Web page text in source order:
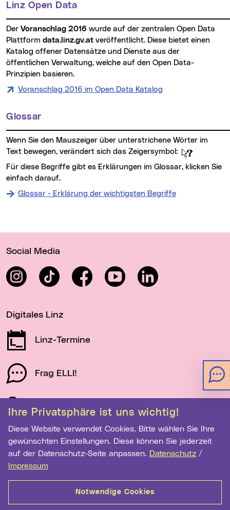
Ihre Privatsphäre ist uns wichtig!
Diese Website verwendet Cookies. Bitte wählen Sie Ihre
gewünschten Einstellungen. Diese können Sie jederzeit
auf der Datenschutz-Seite anpassen. Datenschutz /
Impressum
Notwendige Cookies
Linz Open Data
Der Voranschlag 2016 wurde auf der zentralen Open Data
Plattform data.linz.gv.at veröffentlicht. Diese bietet einen
Katalog offener Datensätze und Dienste aus der
öffentlichen Verwaltung, welche auf den Open Data-
Prinzipien basieren.
Voranschlag 2016 im Open Data Katalog
Glossar
Wenn Sie den Mauszeiger über unterstrichene Wörter im
Text bewegen, verändert sich das Zeigersymbol:
Für diese Begriffe gibt es Erklärungen im Glossar, klicken Sie
einfach darauf.
Glossar - Erklärung der wichtigsten Begriffe
Social Media
InstagramTikTok FacebookYouTube LinkedIn
Digitales Linz
Linz-Termine
Frag ELLI!
Schau auf Linz
Newsletter-Anmeldung
E-Mail-Adresse eingeben
Anmelden